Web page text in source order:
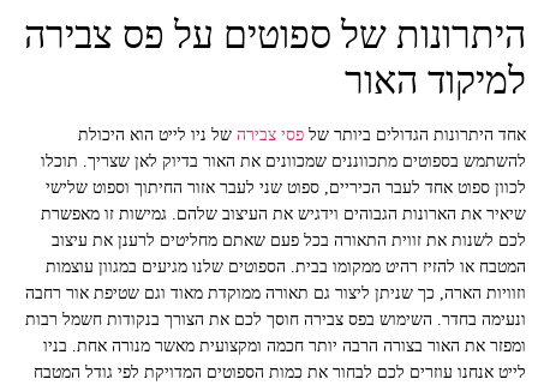
היתרונות של ספוטים על פס צבירה
למיקוד האור
אחד היתרונות הגדולים ביותר של פסי צבירה של ניו לייט הוא היכולת
להשתמש בספוטים מתכווננים שמכוונים את האור בדיוק לאן שצריך. תוכלו
לכוון ספוט אחד לעבר הכיריים, ספוט שני לעבר אזור החיתוך וספוט שלישי
שיאיר את הארונות הגבוהים וידגיש את העיצוב שלהם. גמישות זו מאפשרת
לכם לשנות את זווית התאורה בכל פעם שאתם מחליטים לרענן את עיצוב
המטבח או להזיז רהיט ממקומו בבית. הספוטים שלנו מגיעים במגוון עוצמות
וזוויות הארה, כך שניתן ליצור גם תאורה ממוקדת מאוד וגם שטיפת אור רחבה
ונעימה בחדר. השימוש בפס צבירה חוסך לכם את הצורך בנקודות חשמל רבות
ומפזר את האור בצורה הרבה יותר חכמה ומקצועית מאשר מנורה אחת. בניו
לייט אנחנו עוזרים לכם לבחור את כמות הספוטים המדויקת לפי גודל המטבח